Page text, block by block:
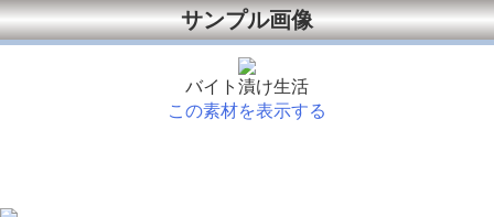
サンプル画像
バイト漬け生活
この素材を表示する